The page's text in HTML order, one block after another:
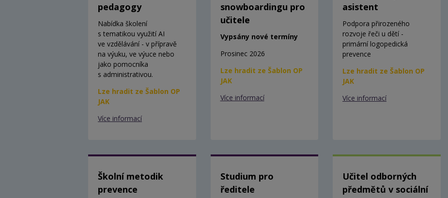
pedagogy
Nabídka školení
s tematikou využití AI
ve vzdělávání - v přípravě
na výuku, ve výuce nebo
jako pomocníka
s administrativou.
Lze hradit ze Šablon OP
JAK
Více informací
snowboardingu pro
učitele
Vypsány nové termíny
Prosinec 2026
Lze hradit ze Šablon OP
JAK
Více informací
asistent
Podpora přirozeného
rozvoje řeči u dětí -
primární logopedická
prevence
Lze hradit ze Šablon OP
JAK
Více informací
Školní metodik
prevence
Studium pro
ředitele
Učitel odborných
předmětů v sociální